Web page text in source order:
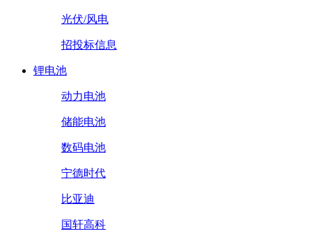
光伏/风电
招投标信息
锂电池
动力电池
储能电池
数码电池
宁德时代
比亚迪
国轩高科